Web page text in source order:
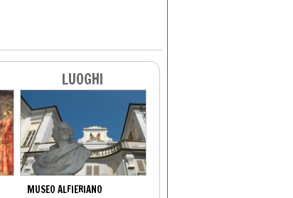
LUOGHI
MUSEO ALFIERIANO